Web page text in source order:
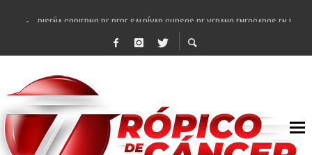
DISEÑA GOBIERNO DE PEPE SALDÍVAR CURSOS DE VERANO ENFOCADOS EN
REFRENDAN LOS 28 DELEGADOS Y 14 COMISARIADOS DE GUADALUPE APOYO A
FORTALECE GOBIERNO DE PEPE SALDÍVAR LA EDUCACIÓN EN LA ZACATECANA
GOBIERNO DE PEPE SALDÍVAR Y GRUPO FEMSA GENERAN MÁS DE 3 MIL EMPLEOS
CUARTA FERIA EXPO AGROPECUARIA TRAJO BENEFICIO DIRECTO A GUADALUPE:
RECONOCE PEPE SALDÍVAR A ARTISTA ZACATECANA VICTORIA HERNÁNDEZ